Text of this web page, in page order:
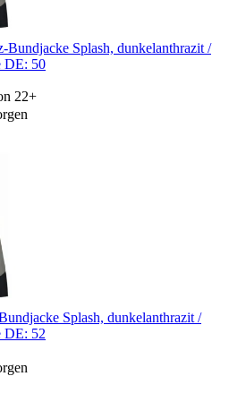
Bundjacke Splash, dunkelanthrazit /
DE: 50
22+
Splash, dunkelanthrazit /
DE: 52